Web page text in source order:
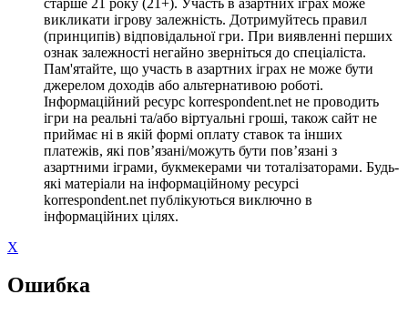
викликати ігрову залежність. Дотримуйтесь правил
(принципів) відповідальної гри. При виявленні перших
ознак залежності негайно зверніться до спеціаліста.
Пам'ятайте, що участь в азартних іграх не може бути
джерелом доходів або альтернативою роботі.
Інформаційний ресурс korrespondent.net не проводить
ігри на реальні та/або віртуальні гроші, також сайт не
приймає ні в якій формі оплату ставок та інших
платежів, які пов’язані/можуть бути пов’язані з
азартними іграми, букмекерами чи тоталізаторами. Будь-
які матеріали на інформаційному ресурсі
korrespondent.net публікуються виключно в
інформаційних цілях.
X
Ошибка